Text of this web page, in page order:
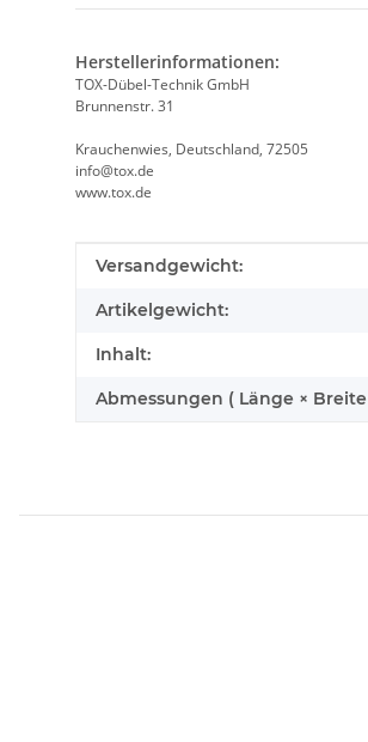
Herstellerinformationen:
TOX-Dübel-Technik GmbH
Brunnenstr. 31
Krauchenwies, Deutschland, 72505
info@tox.de
www.tox.de
Produkteigenschaft
Wert
Versandgewicht:
Artikelgewicht:
Inhalt:
Abmessungen ( Länge × Breite